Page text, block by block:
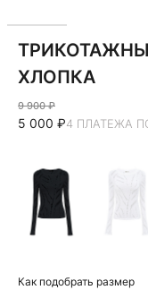
ХЛОПКА
9 900 ₽
5 000 ₽4 ПЛАТЕЖА
Как подобрать размер